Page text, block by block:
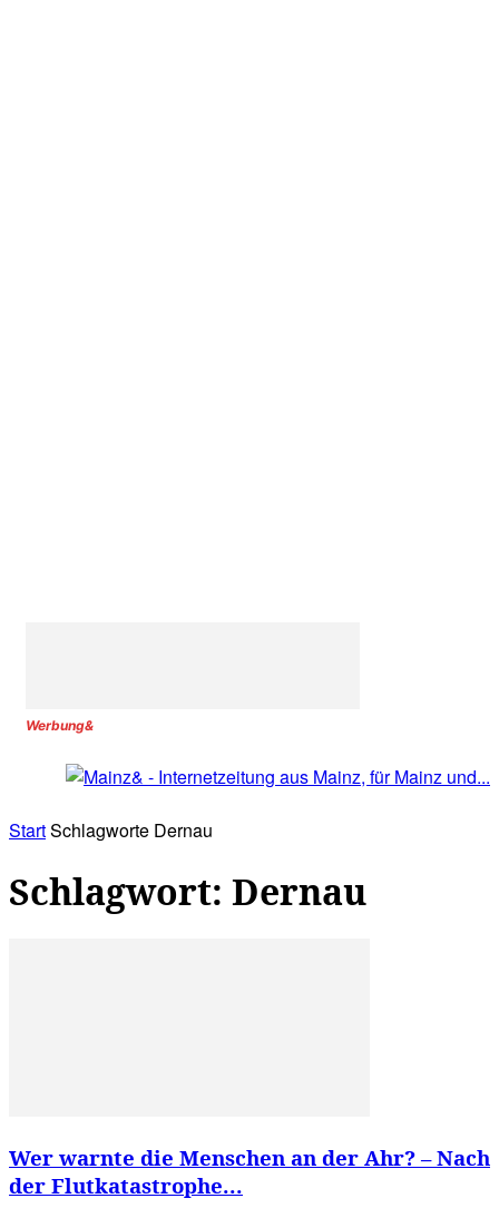
Werbung&
StartSchlagworte Dernau
Schlagwort: Dernau
Wer warnte die Menschen an der Ahr? – Nach
der Flutkatastrophe...